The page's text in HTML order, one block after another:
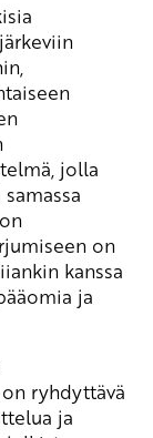
jolla
on
kanssa
ja
ryhdyttävä
ja